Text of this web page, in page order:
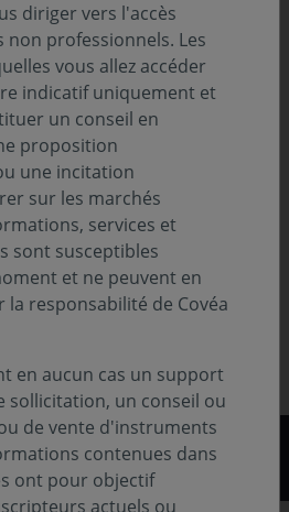
à 16h30, un atelier sur le
et géoéconomiques
et de gouvernance, quelles
les marchés financiers ? »
Bailly, Présidente de Covéa
Professeur de
Bordeaux-Montaigne
dans leMonde
d'actifs avec plus de 97
sous gestion*, Covéa
salon Patrimonia, rendez-vous
diriger vers l'accès
non professionnels. Les
vous allez accéder
indicatif uniquement et
un conseil en
proposition
une incitation
sur les marchés
services et
sont susceptibles
et ne peuvent en
la responsabilité de Covéa
en aucun cas un support
sollicitation, un conseil ou
de vente d'instruments
contenues dans
ont pour objectif
actuels ou